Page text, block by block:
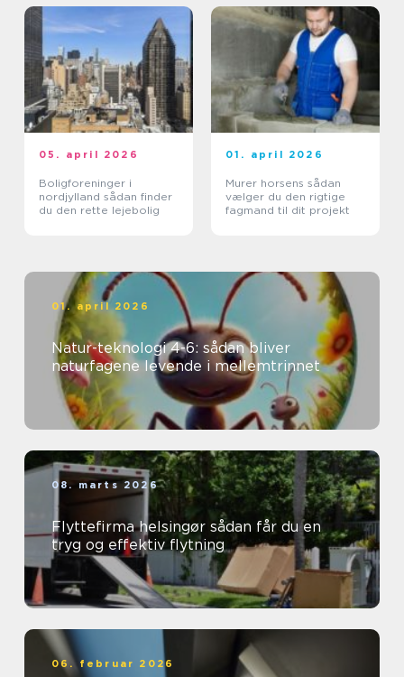
05. april 2026
Boligforeninger i
nordjylland sådan finder
du den rette lejebolig
01. april 2026
Murer horsens sådan
vælger du den rigtige
fagmand til dit projekt
01. april 2026
Natur-teknologi 4-6: sådan bliver
naturfagene levende i mellemtrinnet
08. marts 2026
Flyttefirma helsingør sådan får du en
tryg og effektiv flytning
06. februar 2026